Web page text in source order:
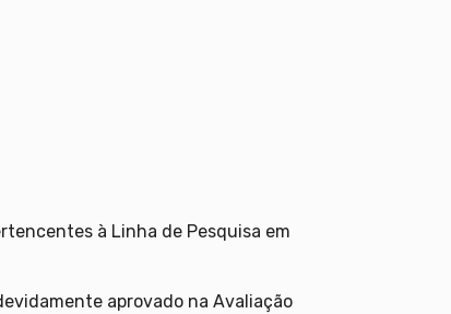
à Linha de Pesquisa em
aprovado na Avaliação